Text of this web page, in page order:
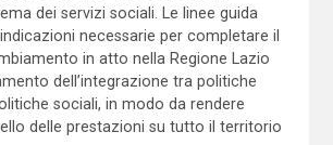
dei servizi sociali. Le linee guida
necessarie per completare il
in atto nella Regione Lazio
dell’integrazione tra politiche
sociali, in modo da rendere
delle prestazioni su tutto il territorio